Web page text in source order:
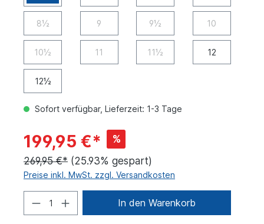
8½ 9 9½ 10
10½ 11 11½ 12
12½
Sofort verfügbar, Lieferzeit: 1-3 Tage
199,95 €* %
269,95 €* (25.93% gespart)
Preise inkl. MwSt. zzgl. Versandkosten
In den Warenkorb